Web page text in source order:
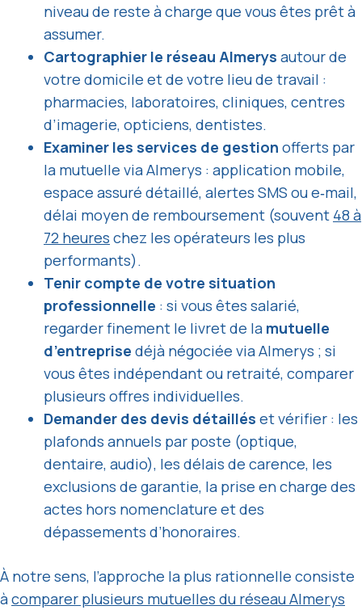
niveau de reste à charge que vous êtes prêt à
assumer.
Cartographier le réseau Almerys autour de
votre domicile et de votre lieu de travail :
pharmacies, laboratoires, cliniques, centres
d’imagerie, opticiens, dentistes.
Examiner les services de gestion offerts par
la mutuelle via Almerys : application mobile,
espace assuré détaillé, alertes SMS ou e‑mail,
délai moyen de remboursement (souvent 48 à
72 heures chez les opérateurs les plus
performants).
Tenir compte de votre situation
professionnelle : si vous êtes salarié,
regarder finement le livret de la mutuelle
d’entreprise déjà négociée via Almerys ; si
vous êtes indépendant ou retraité, comparer
plusieurs offres individuelles.
Demander des devis détaillés et vérifier : les
plafonds annuels par poste (optique,
dentaire, audio), les délais de carence, les
exclusions de garantie, la prise en charge des
actes hors nomenclature et des
dépassements d’honoraires.
À notre sens, l’approche la plus rationnelle consiste
àcomparer plusieurs mutuelles du réseau Almerys